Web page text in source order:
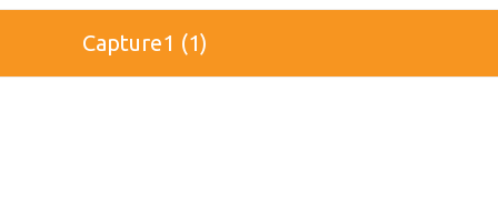
Capture1 (1)